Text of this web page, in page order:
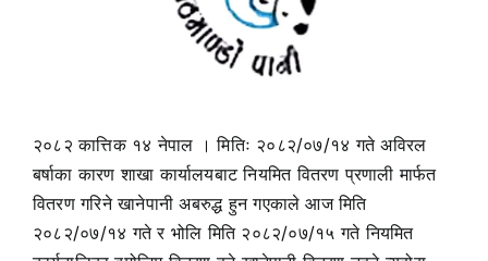
२०८२ कात्तिक १४ नेपाल । मितिः २०८२/०७/१४ गते अविरल
बर्षाका कारण शाखा कार्यालयबाट नियमित वितरण प्रणाली मार्फत
वितरण गरिने खानेपानी अबरुद्ध हुन गएकाले आज मिति
२०८२/०७/१४ गते र भोलि मिति २०८२/०७/१५ गते नियमित